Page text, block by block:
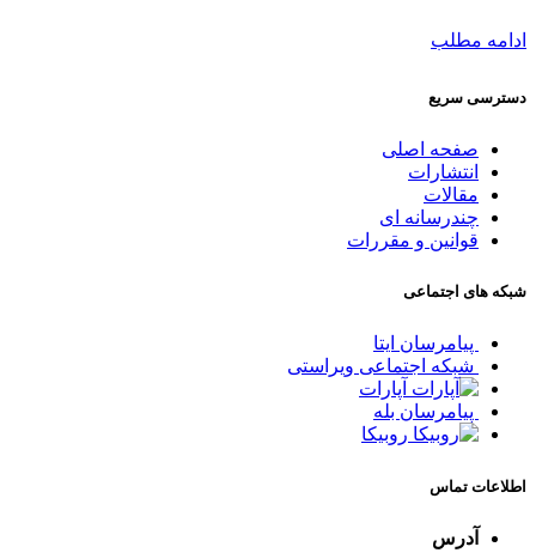
ادامه مطلب
دسترسی سریع
صفحه اصلی
انتشارات
مقالات
چندرسانه ای
قوانین و مقررات
شبکه های اجتماعی
پیامرسان ایتا
شبکه اجتماعی ویراستی
آپارات
پیامرسان بله
روبیکا
اطلاعات تماس
آدرس